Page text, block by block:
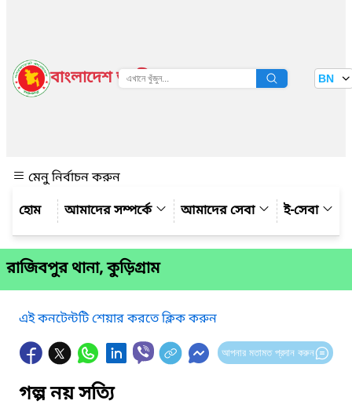
বাংলাদেশ জাতীয় তথ্য বাতায়ন BN
মেনু নির্বাচন করুন
আমাদের সম্পর্কে
আমাদের সেবা ই-সেবা
রাজিবপুর থানা, কুড়িগ্রাম
এই কনটেন্টটি শেয়ার করতে ক্লিক করুন
আপনার মতামত প্রদান করুন
গল্প নয় সত্যি